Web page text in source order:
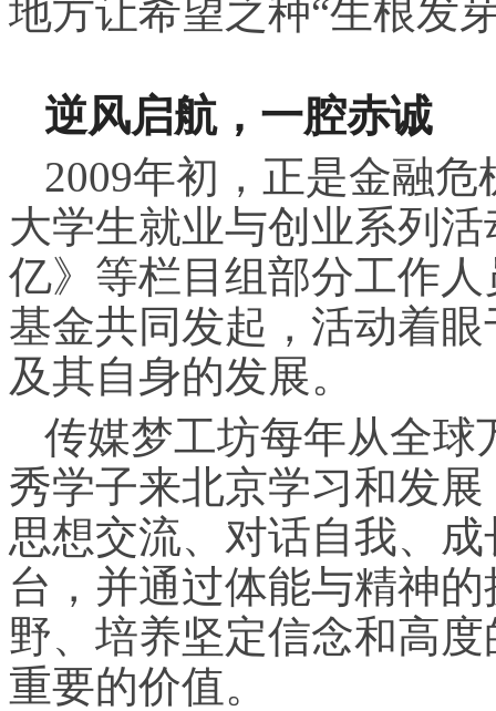
地方让希望之种“生根发
逆风启航，一腔赤诚
2009年初，正是金融
大学生就业与创业系列
亿》等栏目组部分工作
基金共同发起，活动着
及其自身的发展。
传媒梦工坊每年从全球
秀学子来北京学习和发
思想交流、对话自我、
台，并通过体能与精神
野、培养坚定信念和高
重要的价值。